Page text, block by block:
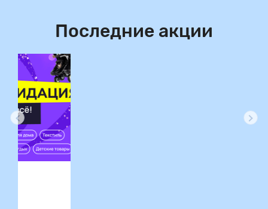
Последние акции